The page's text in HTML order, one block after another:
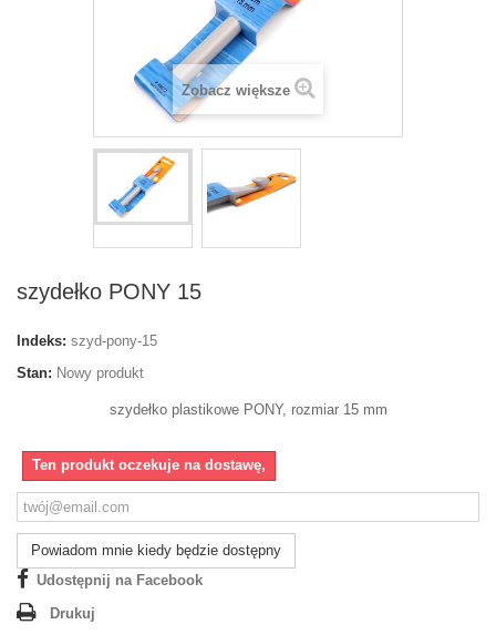
Zobacz większe
szydełko PONY 15
Indeks: szyd-pony-15
Stan: Nowy produkt
szydełko plastikowe PONY, rozmiar 15 mm
Ten produkt oczekuje na dostawę,
Powiadom mnie kiedy będzie dostępny
Udostępnij na Facebook
Drukuj